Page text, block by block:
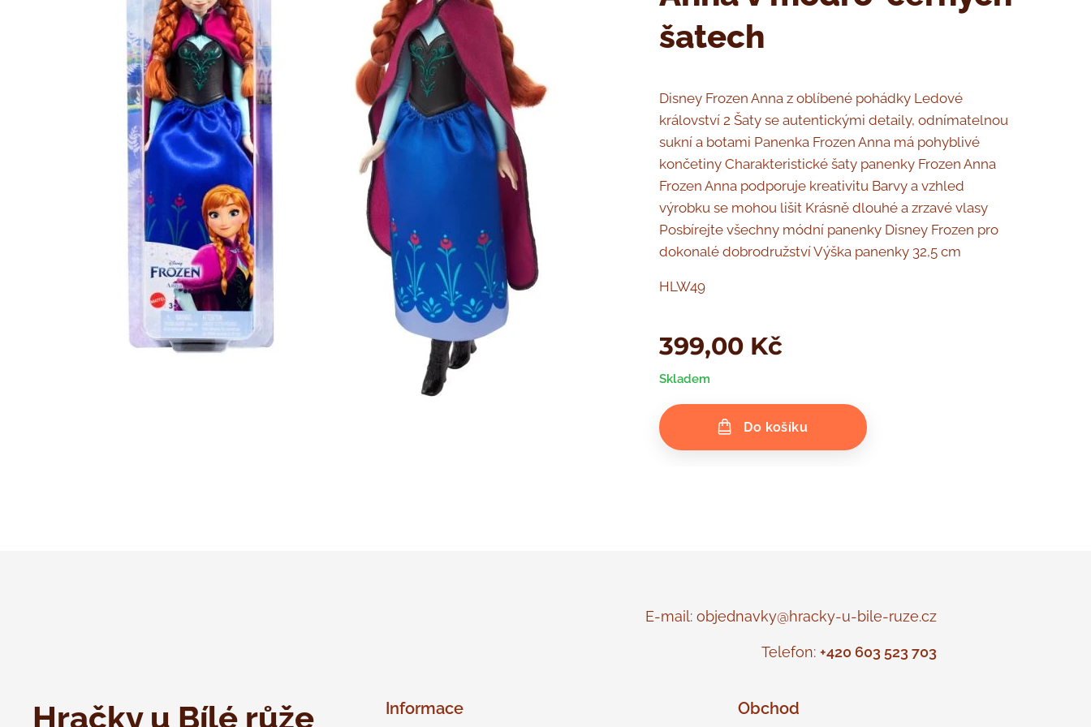
šatech
Disney Frozen Anna z oblíbené pohádky Ledové
království 2 Šaty se autentickými detaily, odnímatelnou
sukní a botami Panenka Frozen Anna má pohyblivé
končetiny Charakteristické šaty panenky Frozen Anna
Frozen Anna podporuje kreativitu Barvy a vzhled
výrobku se mohou lišit Krásně dlouhé a zrzavé vlasy
Posbírejte všechny módní panenky Disney Frozen pro
dokonalé dobrodružství Výška panenky 32,5 cm
HLW49
399,00 Kč
Skladem
Do košíku
E-mail: objednavky@hracky-u-bile-ruze.cz
Telefon: +420 603 523 703
Hračky u Bílé růže Informace Obchod